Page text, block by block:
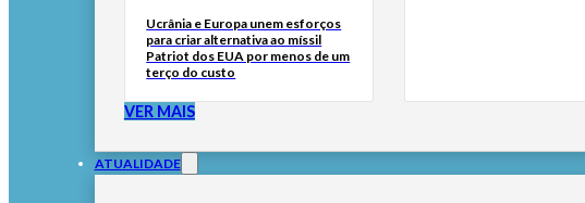
Ucrânia e Europa unem esforços
para criar alternativa ao míssil
Patriot dos EUA por menos de um
terço do custo
VER MAIS
ATUALIDADE